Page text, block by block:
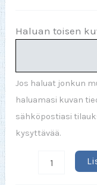
Haluan toisen
Jos haluat jonkun
haluamasi kuvan
sähköpostiasi
kysyttävää.
Kissamutsi